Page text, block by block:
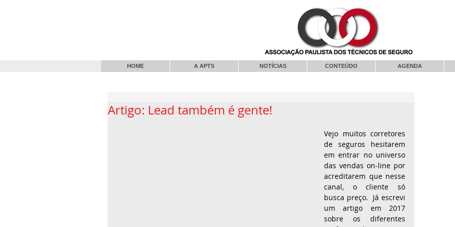
HOME A APTS NOTÍCIAS CONTEÚDO AGENDA
Artigo: Lead também é gente!
Vejo muitos corretores
de seguros hesitarem
em entrar no universo
das vendas on-line por
acreditarem que nesse
canal, o cliente só
busca preço.  Já escrevi
um artigo em 2017
sobre os diferentes